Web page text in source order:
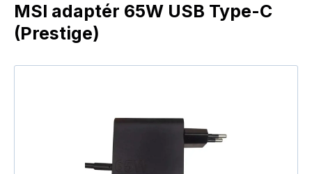
MSI adaptér 65W USB Type-C
(Prestige)